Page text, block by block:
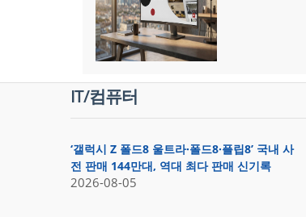
IT/컴퓨터
‘갤럭시 Z 폴드8 울트라·폴드8·플립8’ 국내 사
전 판매 144만대, 역대 최다 판매 신기록
2026-08-05